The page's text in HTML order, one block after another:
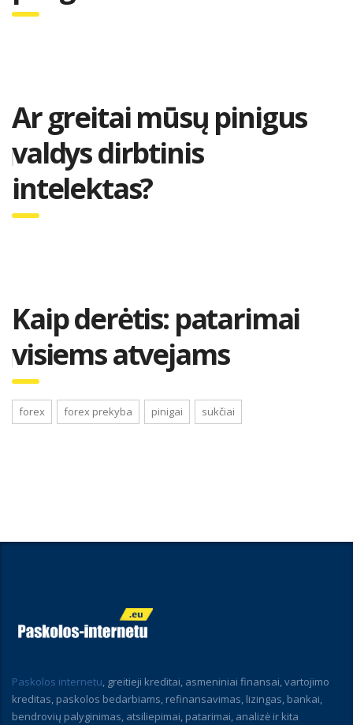
Ar greitai mūsų pinigus
valdys dirbtinis
intelektas?
Kaip derėtis: patarimai
visiems atvejams
forex forex prekyba pinigai sukčiai
Paskolos internetu, greitieji kreditai, asmeniniai finansai, vartojimo
kreditas, paskolos bedarbiams, refinansavimas, lizingas, bankai,
bendrovių palyginimas, atsiliepimai, patarimai, analizė ir kita